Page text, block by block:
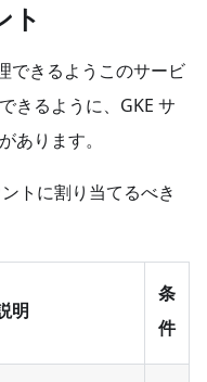
ト
できるようこのサービ
きるように、GKE サ
あります。
トに割り当てるべき
明
条
件